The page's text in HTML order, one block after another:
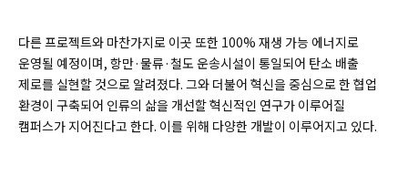
다른 프로젝트와 마찬가지로 이곳 또한 100% 재생 가능 에너지로
운영될 예정이며, 항만·물류·철도 운송시설이 통일되어 탄소 배출
제로를 실현할 것으로 알려졌다. 그와 더불어 혁신을 중심으로 한 협업
환경이 구축되어 인류의 삶을 개선할 혁신적인 연구가 이루어질
캠퍼스가 지어진다고 한다. 이를 위해 다양한 개발이 이루어지고 있다.